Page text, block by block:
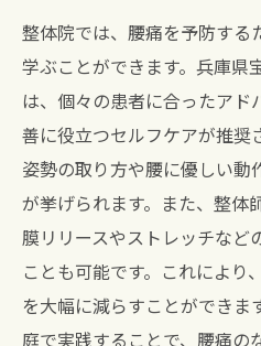
整体院では、腰痛を予防する
学ぶことができます。兵庫県
は、個々の患者に合ったア
善に役立つセルフケアが推奨
姿勢の取り方や腰に優しい動
が挙げられます。また、整体
膜リリースやストレッチなど
ことも可能です。これにより
を大幅に減らすことができま
庭で実践することで、腰痛の